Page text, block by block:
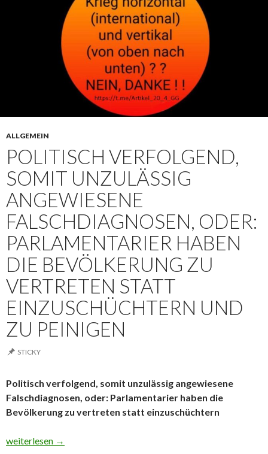
ALLGEMEIN
POLITISCH VERFOLGEND,
SOMIT UNZULÄSSIG
ANGEWIESENE
FALSCHDIAGNOSEN, ODER:
PARLAMENTARIER HABEN
DIE BEVÖLKERUNG ZU
VERTRETEN STATT
EINZUSCHÜCHTERN UND
ZU PEINIGEN
STICKY
Politisch verfolgend, somit unzulässig angewiesene
Falschdiagnosen, oder: Parlamentarier haben die
Bevölkerung zu vertreten statt einzuschüchtern
Politisch verfolgend, somit unzulässig angewiesene
weiterlesen →